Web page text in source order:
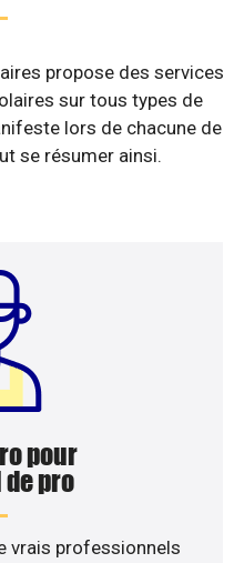
propose des services
sur tous types de
lors de chacune de
se résumer ainsi.
pour
pro
vrais professionnels